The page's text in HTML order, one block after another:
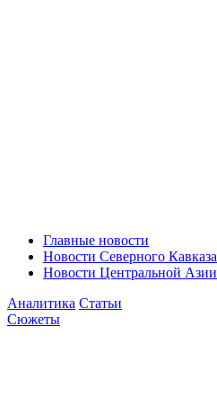
Главные новости
Новости Северного Кавказа
Новости Центральной Азии
Аналитика Статьи
Сюжеты